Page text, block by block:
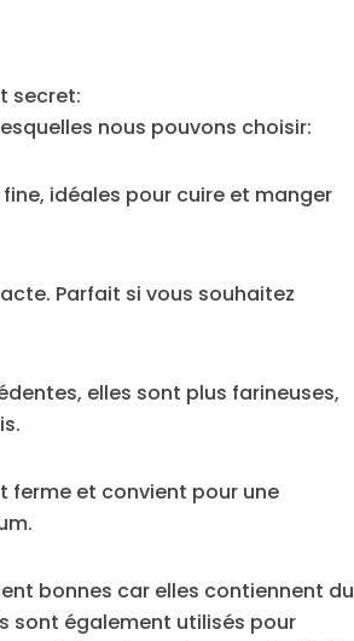
secret:
nous pouvons choisir:
idéales pour cuire et manger
Parfait si vous souhaitez
elles sont plus farineuses,
ferme et convient pour une
bonnes car elles contiennent du
sont également utilisés pour